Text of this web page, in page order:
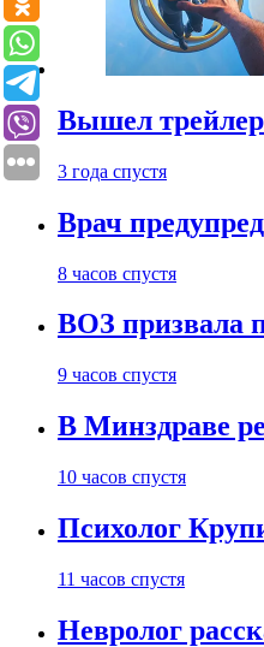
Вышел
3 года спустя
Врач
8 часов спустя
ВОЗ призвала
9 часов спустя
В Минздраве
10 часов спустя
Психолог
11 часов спустя
Невролог